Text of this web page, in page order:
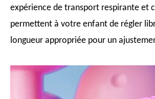
expérience de transport respirante et
permettent à votre enfant de régler
longueur appropriée pour un